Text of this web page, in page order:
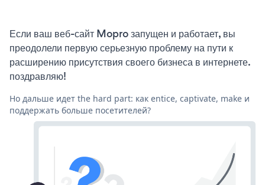
Если ваш веб-сайт Mopro запущен и работает, вы
преодолели первую серьезную проблему на пути к
расширению присутствия своего бизнеса в интернете.
поздравляю!
Но дальше идет the hard part: как entice, captivate, make и
поддержать больше посетителей?